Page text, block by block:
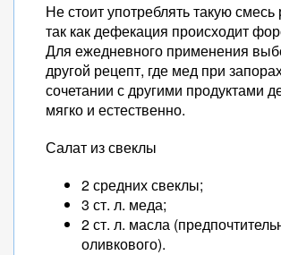
Не стоит употреблять такую смесь
так как дефекация происходит
Для ежедневного применения
другой рецепт, где мед при
сочетании с другими продуктами
мягко и естественно.
Салат из свеклы
2 средних свеклы;
3 ст. л. меда;
2 ст. л. масла
оливкового).